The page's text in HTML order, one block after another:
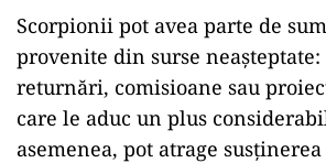
Scorpionii pot avea parte de
provenite din surse
returnări, comisioane sau
care le aduc un plus
asemenea, pot atrage